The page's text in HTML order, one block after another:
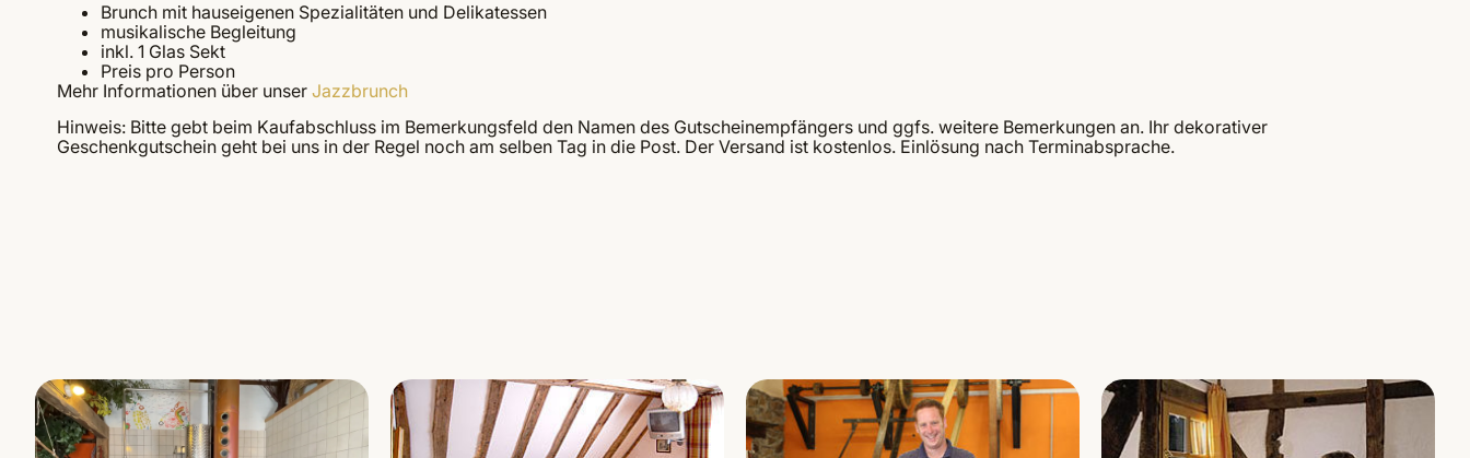
Brunch mit hauseigenen Spezialitäten und Delikatessen
musikalische Begleitung
inkl. 1 Glas Sekt
Preis pro Person
Mehr Informationen über unser Jazzbrunch
Hinweis: Bitte gebt beim Kaufabschluss im Bemerkungsfeld den Namen des Gutscheinempfängers und ggfs. weitere Bemerkungen an. Ihr dekorativer
Geschenkgutschein geht bei uns in der Regel noch am selben Tag in die Post. Der Versand ist kostenlos. Einlösung nach Terminabsprache.